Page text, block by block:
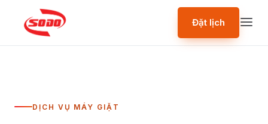
Đặt lịch
DỊCH VỤ MÁY GIẶT